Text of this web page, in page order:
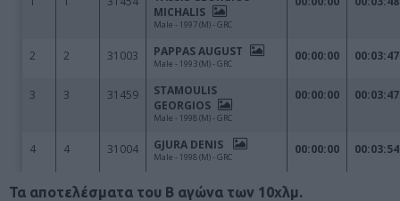
Τα αποτελέσματα του Β αγώνα των 10χλμ.